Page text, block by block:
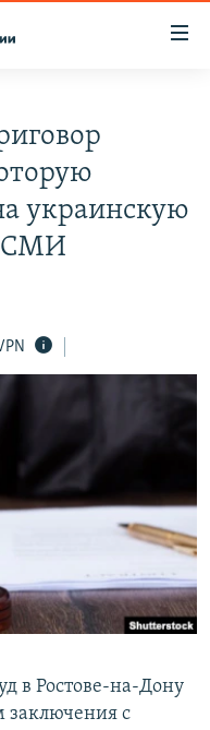
украинскую
СМИ
в Ростове-на-Дону
заключения с